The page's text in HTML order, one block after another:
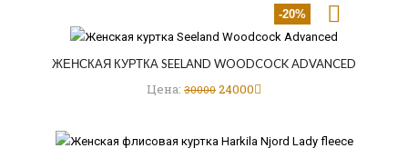
-20%
ЖЕНСКАЯ КУРТКА SEELAND WOODCOCK ADVANCED
Цена: 30000 24000